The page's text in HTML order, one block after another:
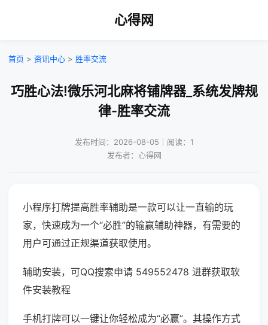
心得网
首页 > 资讯中心 > 胜率交流
巧胜心法!微乐河北麻将铺牌器_系统发牌规
律-胜率交流
发布时间：2026-08-05｜阅读：1
发布者：心得网
小程序打牌提高胜率辅助是一款可以让一直输的玩
家，快速成为一个“必胜”的输赢辅助神器，有需要的
用户可通过正规渠道获取使用。
辅助安装，可QQ搜索申请 549552478 进群获取软
件安装教程
手机打牌可以一键让你轻松成为“必赢”。其操作方式